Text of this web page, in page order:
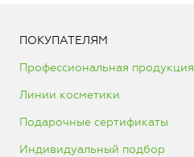
ПОКУПАТЕЛЯМ
Профессиональная продукция
Линии косметики
Подарочные сертификаты
Индивидуальный подбор